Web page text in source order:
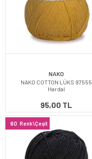
NAKO
NAKO COTTON LÜKS 97555
Hardal
95,00 TL
60 Renk\Çeşit